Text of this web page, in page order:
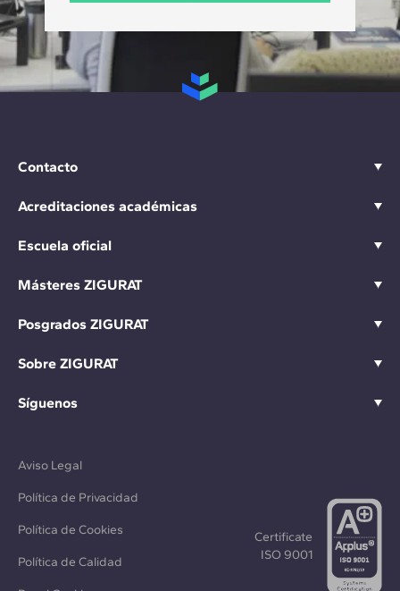
Contacto
Acreditaciones académicas
Escuela oficial
Másteres ZIGURAT
Posgrados ZIGURAT
Sobre ZIGURAT
Síguenos
Aviso Legal
Política de Privacidad
Política de Cookies
Política de Calidad
Certificate
ISO 9001